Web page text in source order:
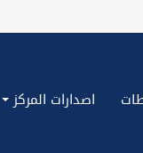
اصدارات المركز